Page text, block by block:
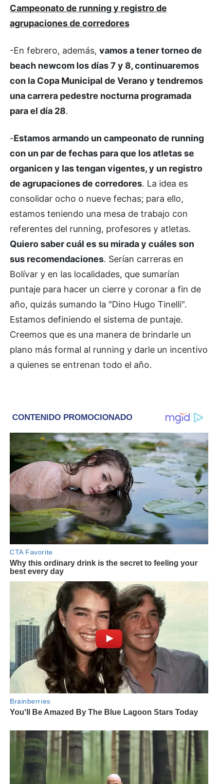
Campeonato de running y registro de
agrupaciones de corredores
-En febrero, además, vamos a tener torneo de
beach newcom los días 7 y 8, continuaremos
con la Copa Municipal de Verano y tendremos
una carrera pedestre nocturna programada
para el día 28.
-Estamos armando un campeonato de running
con un par de fechas para que los atletas se
organicen y las tengan vigentes, y un registro
de agrupaciones de corredores. La idea es
consolidar ocho o nueve fechas; para ello,
estamos teniendo una mesa de trabajo con
referentes del running, profesores y atletas.
Quiero saber cuál es su mirada y cuáles son
sus recomendaciones. Serían carreras en
Bolívar y en las localidades, que sumarían
puntaje para hacer un cierre y coronar a fin de
año, quizás sumando la "Dino Hugo Tinelli".
Estamos definiendo el sistema de puntaje.
Creemos que es una manera de brindarle un
plano más formal al running y darle un incentivo
a quienes se entrenan todo el año.